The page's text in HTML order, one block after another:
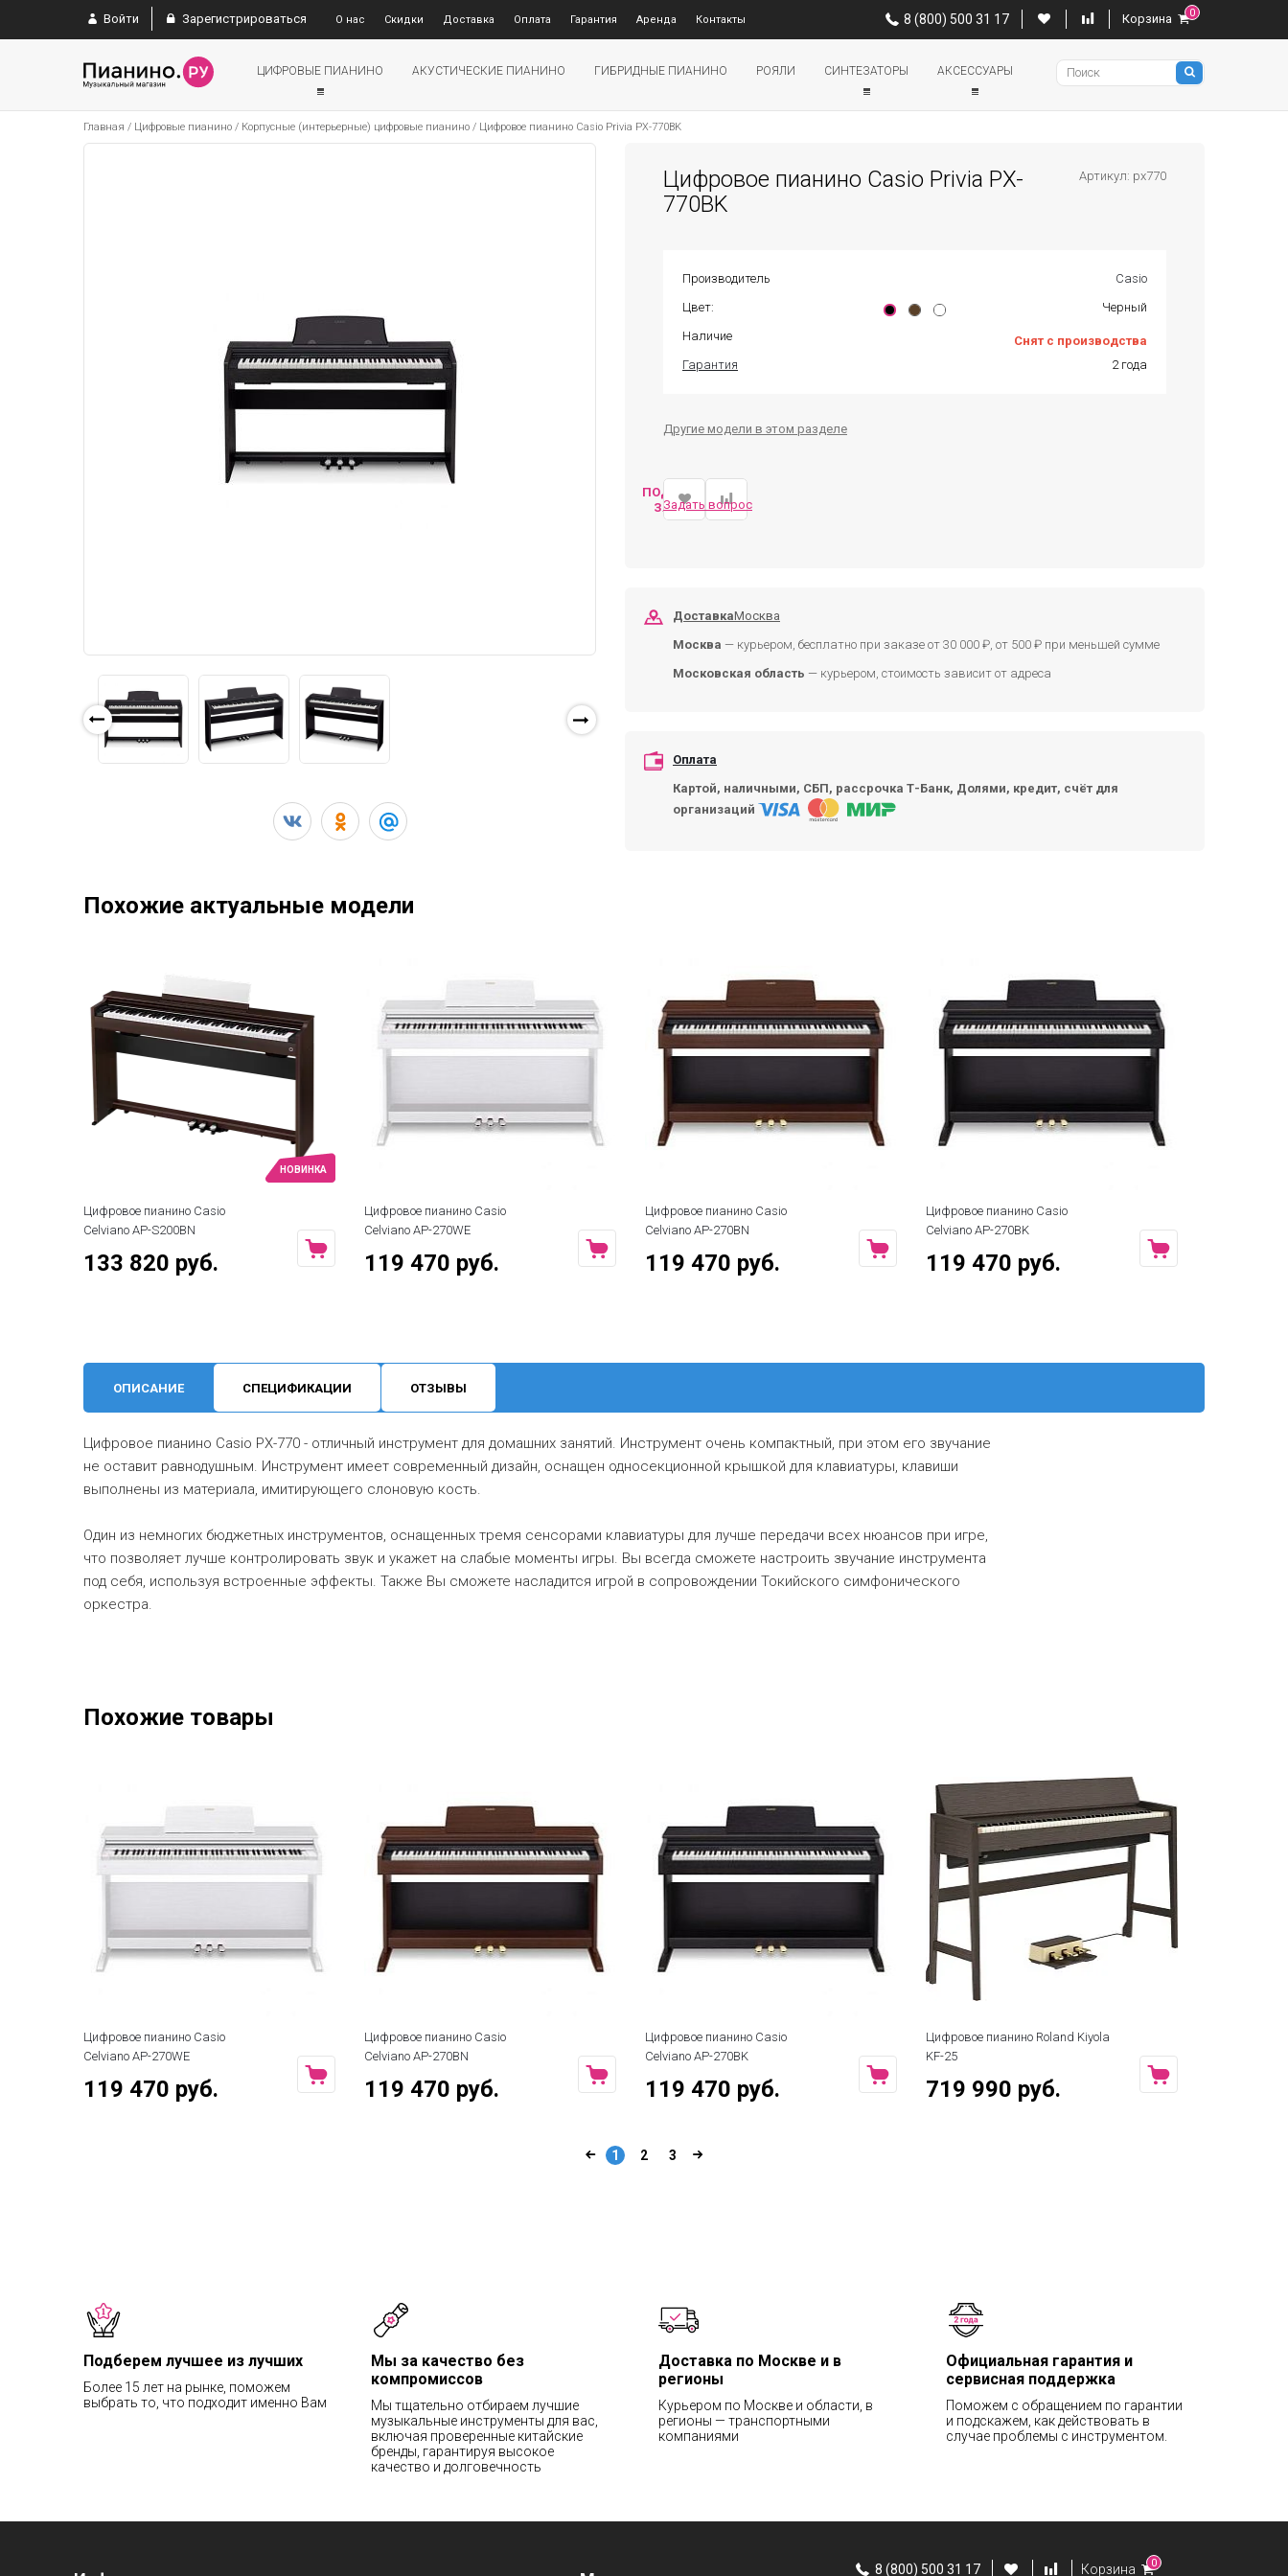
8 (800) 500 31 17 Корзина
Pianino
Войти Зарегистрироваться О нас Скидки Доставка Оплата Гарантия Аренда Контакты 8 (800) 500 31 17 Корзина 0
ЦИФРОВЫЕ ПИАНИНО АКУСТИЧЕСКИЕ ПИАНИНО ГИБРИДНЫЕ ПИАНИНО РОЯЛИ СИНТЕЗАТОРЫ АКСЕССУАРЫ
Главная / Цифровые пианино / Корпусные (интерьерные) цифровые пианино / Цифровое пианино Casio Privia PX-770BK
Цифровое пианино Casio Privia PX-
770BK
Артикул: px770
Производитель
Casio
Цвет:
Черный
Наличие
Снят с производства
Гарантия
2 года
Другие модели в этом разделе
ПОДОБРАТЬ
ЗАМЕНУ
Задать вопрос
ДоставкаМосква
Москва — курьером, бесплатно при заказе от 30 000 ₽, от 500 ₽ при меньшей сумме
Московская область — курьером, стоимость зависит от адреса
Оплата
Картой, наличными, СБП, рассрочка Т-Банк, Долями, кредит, счёт для
организаций
Похожие актуальные модели
НОВИНКА
Цифровое пианино Casio
Celviano AP-S200BN
133 820 руб.
Цифровое пианино Casio
Celviano AP-270WE
119 470 руб.
Цифровое пианино Casio
Celviano AP-270BN
119 470 руб.
Цифровое пианино Casio
Celviano AP-270BK
119 470 руб.
ОПИСАНИЕ СПЕЦИФИКАЦИИ ОТЗЫВЫ
Цифровое пианино Casio PX-770 - отличный инструмент для домашних занятий. Инструмент очень компактный, при этом его звучание
не оставит равнодушным. Инструмент имеет современный дизайн, оснащен односекционной крышкой для клавиатуры, клавиши
выполнены из материала, имитирующего слоновую кость.
Один из немногих бюджетных инструментов, оснащенных тремя сенсорами клавиатуры для лучше передачи всех нюансов при игре,
что позволяет лучше контролировать звук и укажет на слабые моменты игры. Вы всегда сможете настроить звучание инструмента
под себя, используя встроенные эффекты. Также Вы сможете насладится игрой в сопровождении Токийского симфонического
оркестра.
Похожие товары
Цифровое пианино Casio
Celviano AP-270BN
119 470 руб.
Цифровое пианино Casio
Celviano AP-270BK
119 470 руб.
Цифровое пианино Roland Kiyola
KF-25
719 990 руб.
Цифровое пианино Roland Kiyola
KF-20 KG
615 990 руб.
1 2 3
Подберем лучшее из лучших
Более 15 лет на рынке, поможем
выбрать то, что подходит именно Вам
Мы за качество без
компромиссов
Мы тщательно отбираем лучшие
музыкальные инструменты для вас,
включая проверенные китайские
бренды, гарантируя высокое
качество и долговечность
Доставка по Москве и в
регионы
Курьером по Москве и области, в
регионы — транспортными
компаниями
Официальная гарантия и
сервисная поддержка
Поможем с обращением по гарантии
и подскажем, как действовать в
случае проблемы с инструментом.
8 (800) 500 31 17 Корзина 0